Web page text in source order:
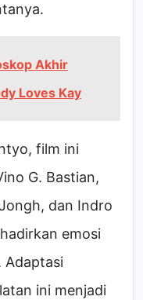
Akhir
Loves Kay
film ini
G. Bastian,
dan Indro
emosi
Adaptasi
ini menjadi